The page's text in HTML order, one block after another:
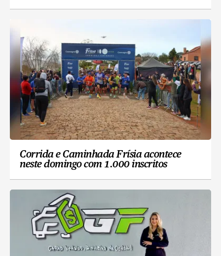
Corrida e Caminhada Frísia acontece
neste domingo com 1.000 inscritos